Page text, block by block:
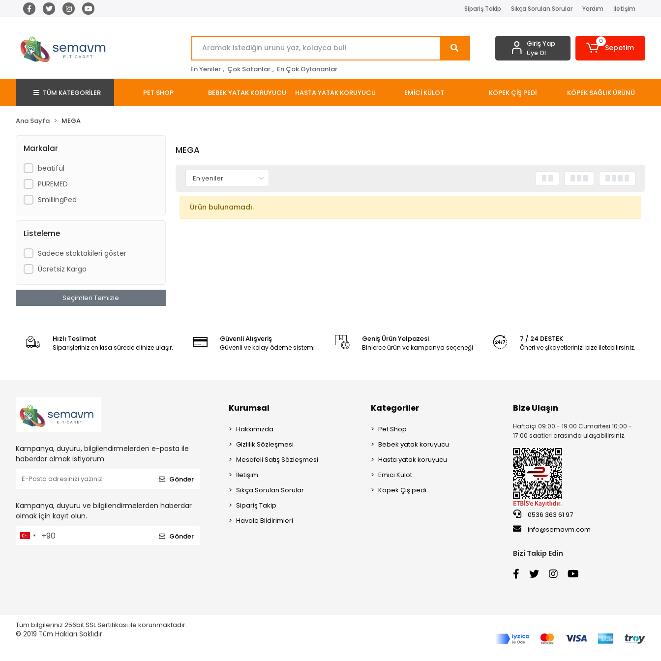
Sipariş Takip Sıkça Sorulan Sorular Yardım İletişim
En Yeniler , Çok Satanlar , En Çok Oylananlar
Giriş Yap
Üye Ol
0
Sepetim
TÜM KATEGORİLER PET SHOP BEBEK YATAK KORUYUCU HASTA YATAK KORUYUCU EMİCİ KÜLOT KÖPEK ÇİŞ PEDİ KÖPEK SAĞLIK ÜRÜNÜ
Ana Sayfa MEGA
Markalar
beatiful
PUREMED
SmillingPed
Listeleme
Sadece stoktakileri göster
Ücretsiz Kargo
Seçimleri Temizle
MEGA
Ürün bulunamadı.
Hızlı Teslimat
Siparişleriniz en kısa sürede elinize ulaşır.
Güvenli Alışveriş
Güvenli ve kolay ödeme sistemi
Geniş Ürün Yelpazesi
Binlerce ürün ve kampanya seçeneği
7 / 24 DESTEK
Öneri ve şikayetlerinizi bize iletebilirsiniz.
Kampanya, duyuru, bilgilendirmelerden e-posta ile
haberdar olmak istiyorum.
Gönder
Kampanya, duyuru ve bilgilendirmelerden haberdar
olmak için kayıt olun.
Gönder
Kurumsal
Hakkımızda
Gizlilik Sözleşmesi
Mesafeli Satış Sözleşmesi
İletişim
Sıkça Sorulan Sorular
Sipariş Takip
Havale Bildirimleri
Kategoriler
Pet Shop
Bebek yatak koruyucu
Hasta yatak koruyucu
Emici Külot
Köpek Çiş pedi
Bize Ulaşın
Haftaiçi 09:00 - 19:00 Cumartesi 10:00 -
17:00 saatleri arasında ulaşabilirsiniz.
0536 363 61 97
info@semavm.com
Bizi Takip Edin
Tüm bilgileriniz 256bit SSL Sertifikası ile korunmaktadır.
© 2019 Tüm Hakları Saklıdır